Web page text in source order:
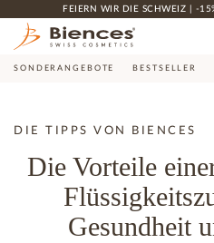
FEIERN WIR DIE SCHWEIZ | -
SONDERANGEBOTE BESTSELLER
DIE TIPPS VON BIENCES
Die Vorteile
Gesundheit